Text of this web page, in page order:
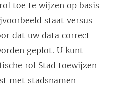
toe te wijzen op basis
staat versus
dat uw data correct
geplot. U kunt
rol Stad toewijzen
met stadsnamen